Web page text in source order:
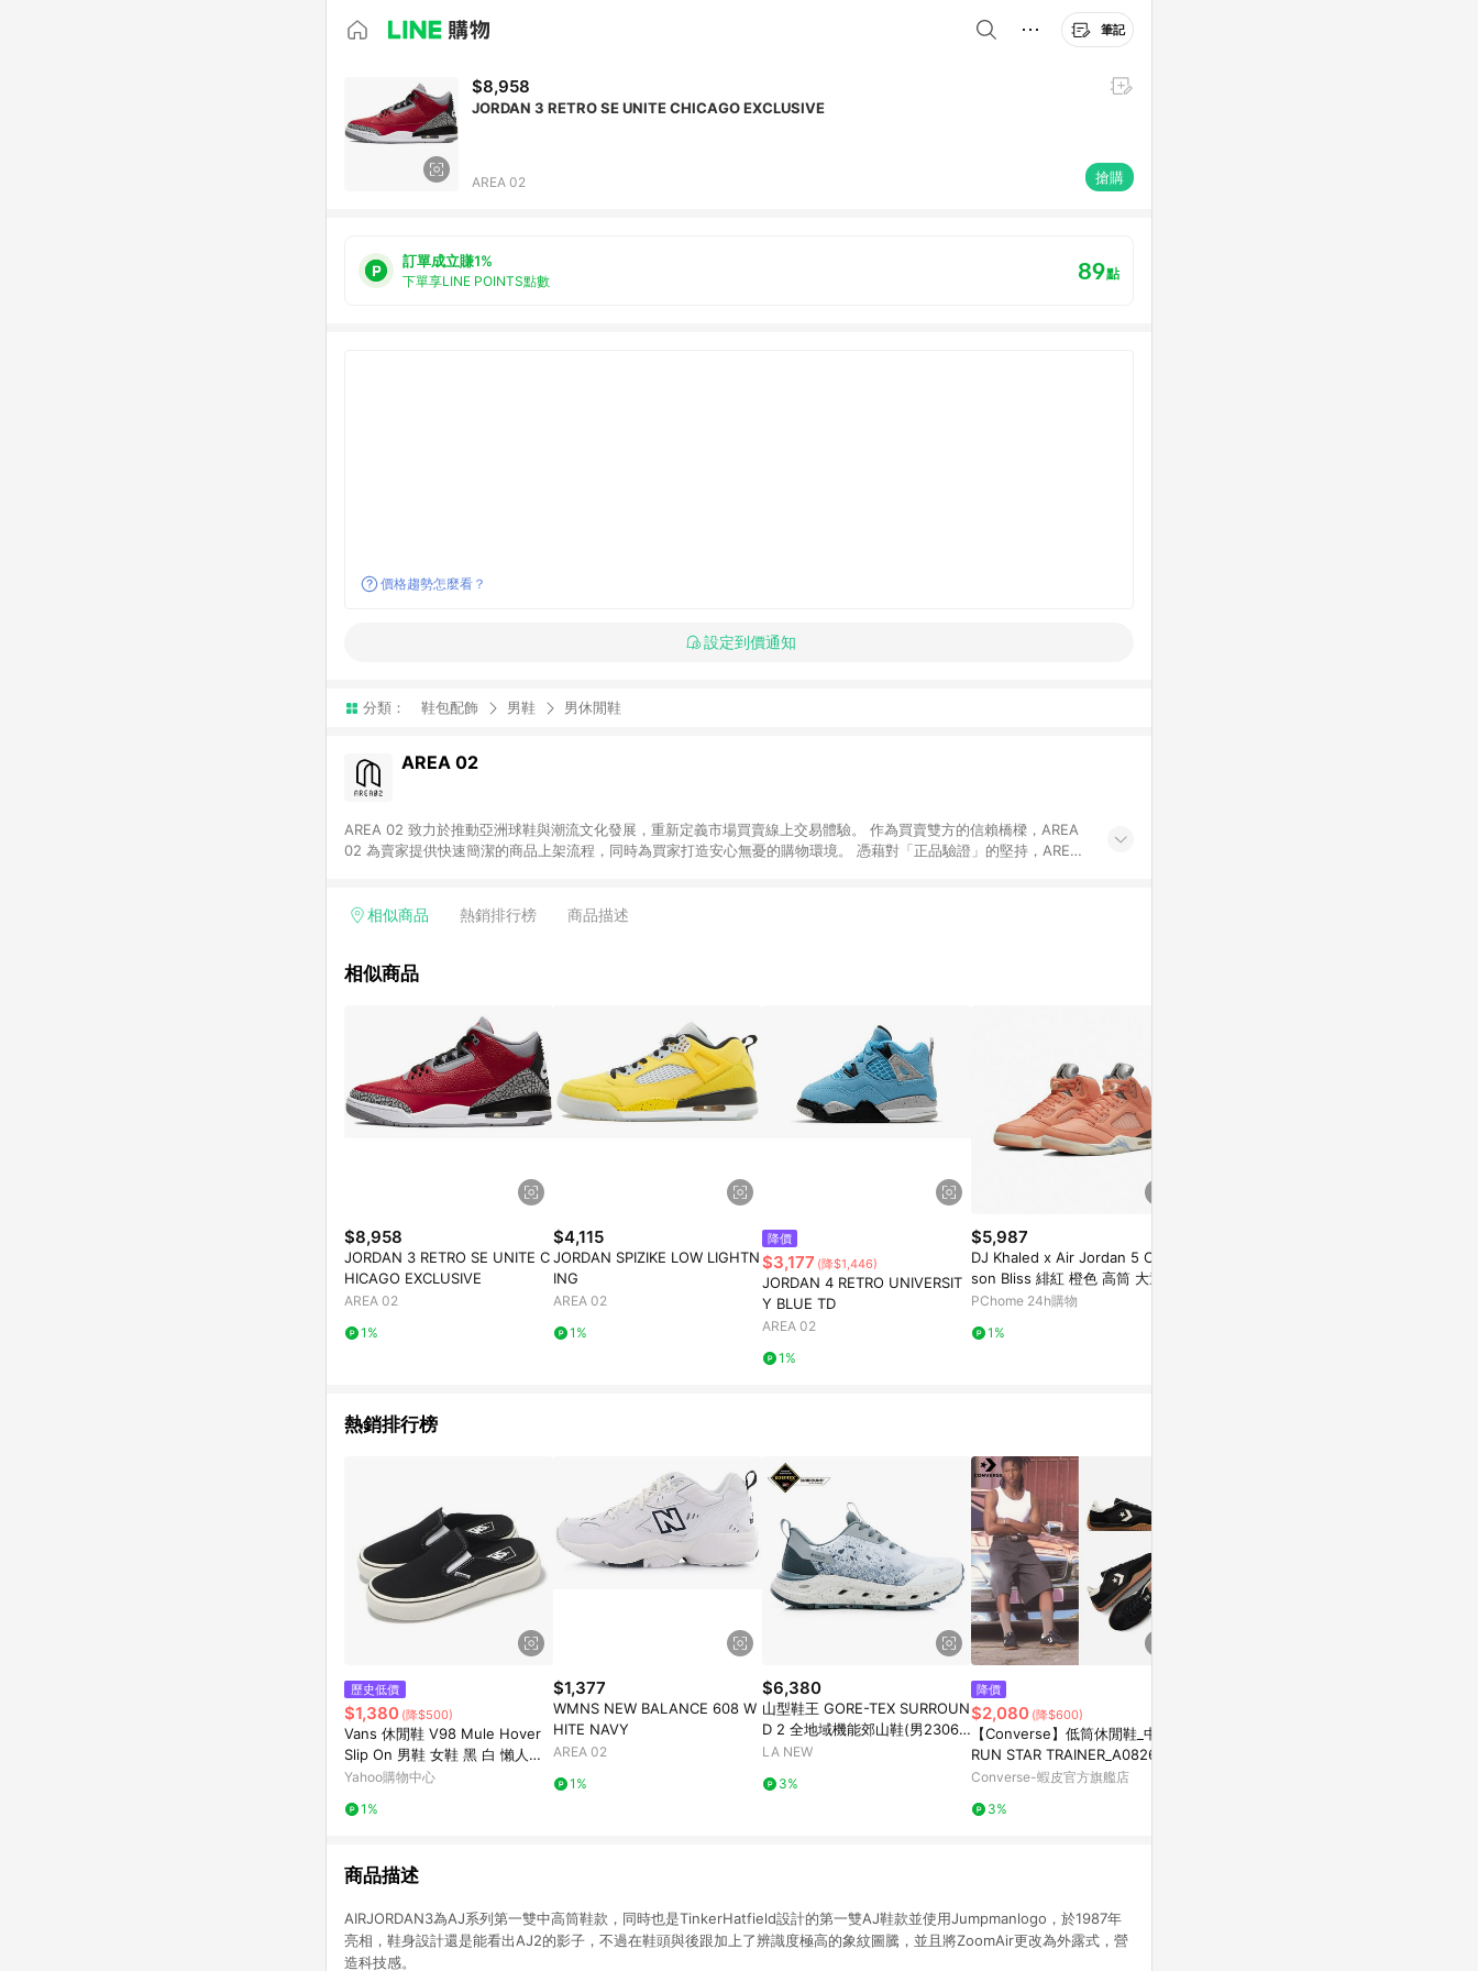
筆記
$8,958
JORDAN 3 RETRO SE UNITE CHICAGO EXCLUSIVE
AREA 02 搶購
訂單成立賺1%
下單享LINE POINTS點數 89點
價格趨勢怎麼看？
設定到價通知
分類： 鞋包配飾 男鞋 男休閒鞋
AREA 02
AREA 02 致力於推動亞洲球鞋與潮流文化發展，重新定義市場買賣線上交易體驗。 作為買賣雙方的信賴橋樑，AREA
02 為賣家提供快速簡潔的商品上架流程，同時為買家打造安心無憂的購物環境。 憑藉對「正品驗證」的堅持，AREA
相似商品 熱銷排行榜 商品描述
相似商品
$8,958
JORDAN 3 RETRO SE UNITE C
HICAGO EXCLUSIVE
AREA 02
1%
$4,115
JORDAN SPIZIKE LOW LIGHTN
ING
AREA 02
1%
降價
$3,177 (降$1,446)
JORDAN 4 RETRO UNIVERSIT
Y BLUE TD
AREA 02
1%
$5,987
DJ Khaled x Air Jordan 5 Crim
son Bliss 緋紅 橙色 高筒 大童款
DV4983-641
PChome 24h購物
1%
熱銷排行榜
歷史低價
$1,380 (降$500)
Vans 休閒鞋 V98 Mule Hover
Slip On 男鞋 女鞋 黑 白 懶人鞋
6741440001
Yahoo購物中心
1%
$1,377
WMNS NEW BALANCE 608 W
HITE NAVY
AREA 02
1%
$6,380
山型鞋王 GORE-TEX SURROUN
D 2 全地域機能郊山鞋(男23061
4540)
LA NEW
3%
降價
$2,080 (降$600)
【Converse】低筒休閒鞋_中性_
RUN STAR TRAINER_A08263C
黑色德訓鞋 韓星同款 官方旗艦店
Converse-蝦皮官方旗艦店
3%
商品描述
AIRJORDAN3為AJ系列第一雙中高筒鞋款，同時也是TinkerHatfield設計的第一雙AJ鞋款並使用Jumpmanlogo，於1987年
亮相，鞋身設計還是能看出AJ2的影子，不過在鞋頭與後跟加上了辨識度極高的象紋圖騰，並且將ZoomAir更改為外露式，營
造科技感。